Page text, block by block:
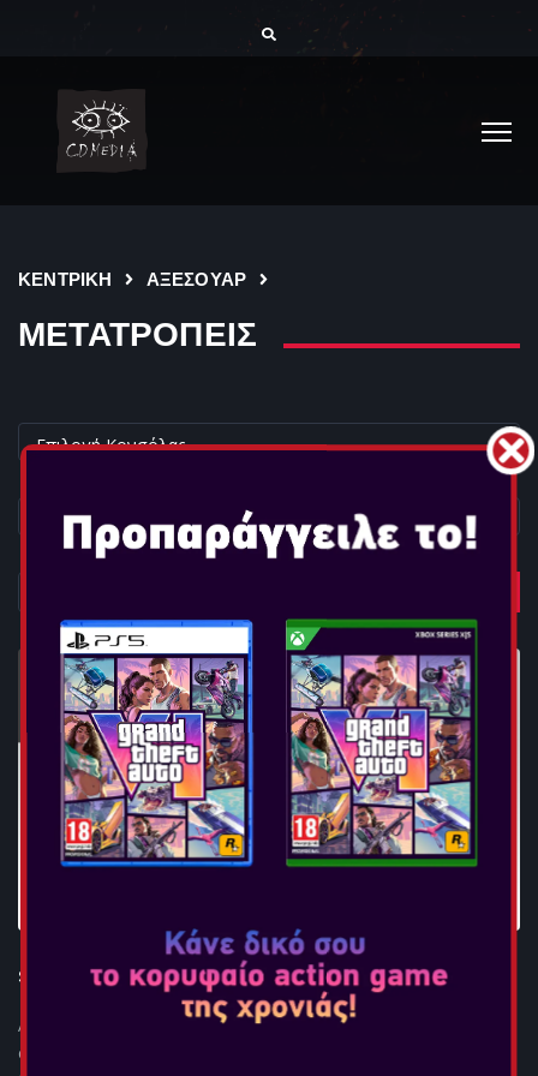
ΚΕΝΤΡΙΚΗ ΑΞΕΣΟΥΑΡ
ΜΕΤΑΤΡΟΠΕΙΣ
STEELPLAY SCART TO HDMI CONVERTER
Απολαύστε τα κλασικά παιχνίδια σας και τις κονσόλες Wii σε
οθόνες HD χάρη στο μετατροπέας SCART σε HDMI της